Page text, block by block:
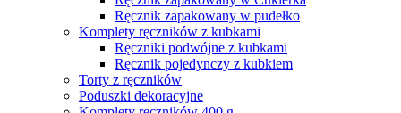
Ręcznik zapakowany w pudełko
Komplety ręczników z kubkami
Ręczniki podwójne z kubkami
Ręcznik pojedynczy z kubkiem
Torty z ręczników
Poduszki dekoracyjne